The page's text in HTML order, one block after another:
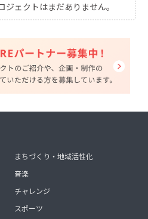
ェクトはまだありません。
まちづくり・地域活性化
音楽
チャレンジ
スポーツ